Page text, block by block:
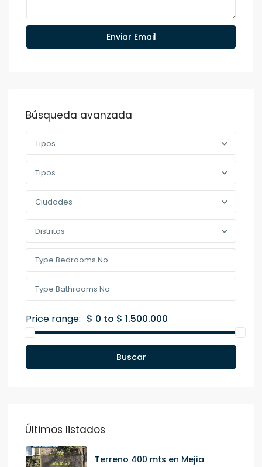
Búsqueda avanzada
Tipos
Tipos
Ciudades
Distritos
Price range: $ 0 to $ 1.500.000
Buscar
Últimos listados
Terreno 400 mts en Mejía